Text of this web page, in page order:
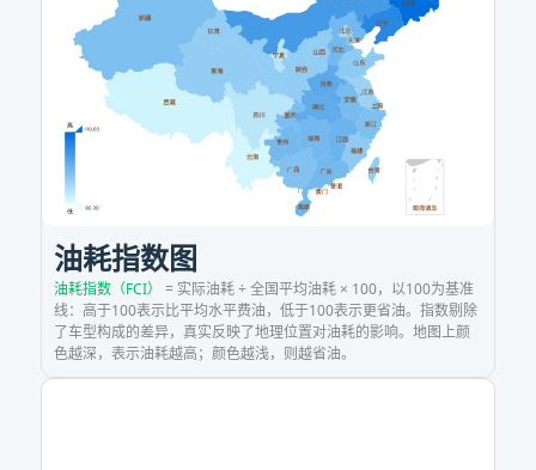
的
汽
车
油耗指数图
油耗指数（FCI）
= 实际油耗 ÷ 全国平均油耗 × 100，以100为基准
线：高于100表示比平均水平费油，低于100表示更省油。指数剔除
了车型构成的差异，真实反映了地理位置对油耗的影响。地图上颜
色越深，表示油耗越高；颜色越浅，则越省油。